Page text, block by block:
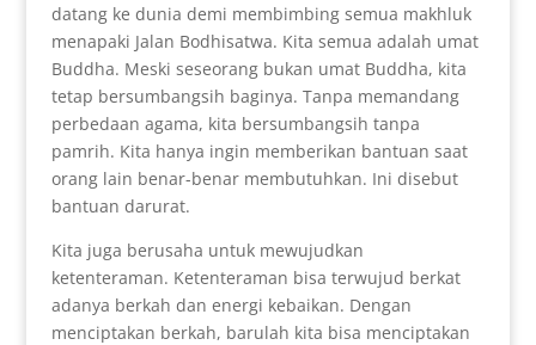
datang ke dunia demi membimbing semua makhluk
menapaki Jalan Bodhisatwa. Kita semua adalah umat
Buddha. Meski seseorang bukan umat Buddha, kita
tetap bersumbangsih baginya. Tanpa memandang
perbedaan agama, kita bersumbangsih tanpa
pamrih. Kita hanya ingin memberikan bantuan saat
orang lain benar-benar membutuhkan. Ini disebut
bantuan darurat.
Kita juga berusaha untuk mewujudkan
ketenteraman. Ketenteraman bisa terwujud berkat
adanya berkah dan energi kebaikan. Dengan
menciptakan berkah, barulah kita bisa menciptakan